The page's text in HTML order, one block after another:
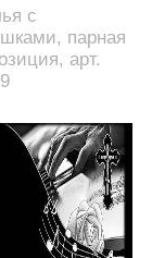
с
парная
арт.